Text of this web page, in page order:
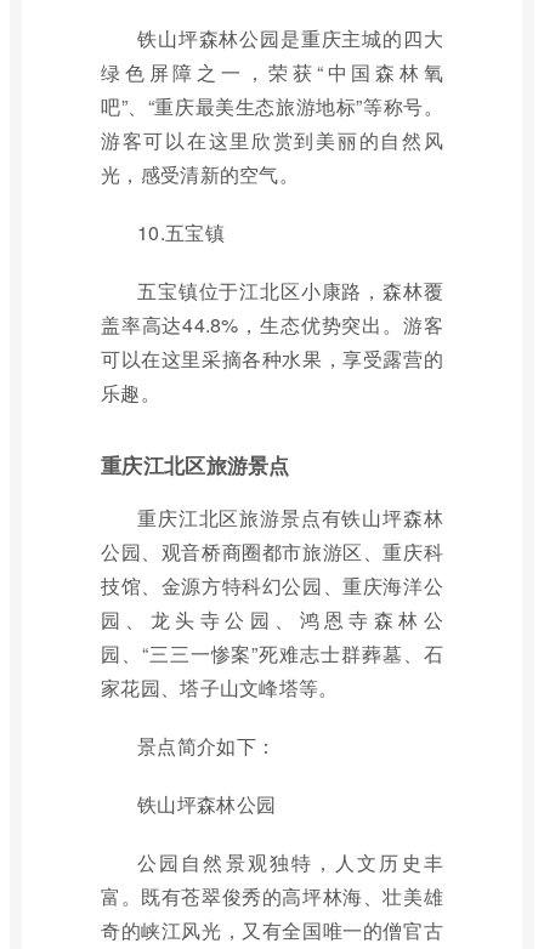
铁山坪森林公园是重庆主城的四大
绿色屏障之一，荣获“中国森林氧
吧”、“重庆最美生态旅游地标”等称号。
游客可以在这里欣赏到美丽的自然风
光，感受清新的空气。
10.五宝镇
五宝镇位于江北区小康路，森林覆
盖率高达44.8%，生态优势突出。游客
可以在这里采摘各种水果，享受露营的
乐趣。
重庆江北区旅游景点
重庆江北区旅游景点有铁山坪森林
公园、观音桥商圈都市旅游区、重庆科
技馆、金源方特科幻公园、重庆海洋公
园、龙头寺公园、鸿恩寺森林公
园、“三三一惨案”死难志士群葬墓、石
家花园、塔子山文峰塔等。
景点简介如下：
铁山坪森林公园
公园自然景观独特，人文历史丰
富。既有苍翠俊秀的高坪林海、壮美雄
奇的峡江风光，又有全国唯一的僧官古